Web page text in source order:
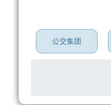
公交集团